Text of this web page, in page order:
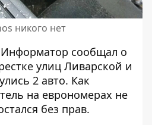
никого нет
сообщал о
улиц Ливарской и
2 авто. Как
на еврономерах не
без прав.